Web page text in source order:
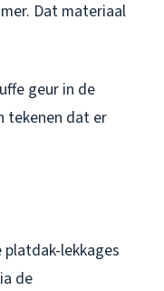
Dat materiaal
geur in de
tekenen dat er
lekkages
de